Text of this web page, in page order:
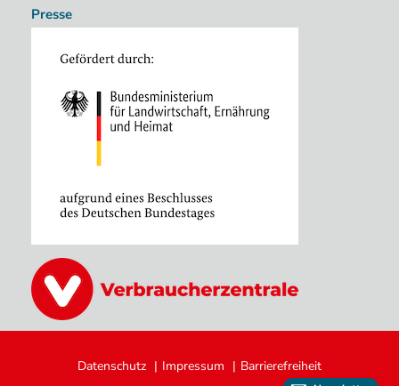
Image
Presse
FußzeileDatenschutz Impressum Barrierefreiheit